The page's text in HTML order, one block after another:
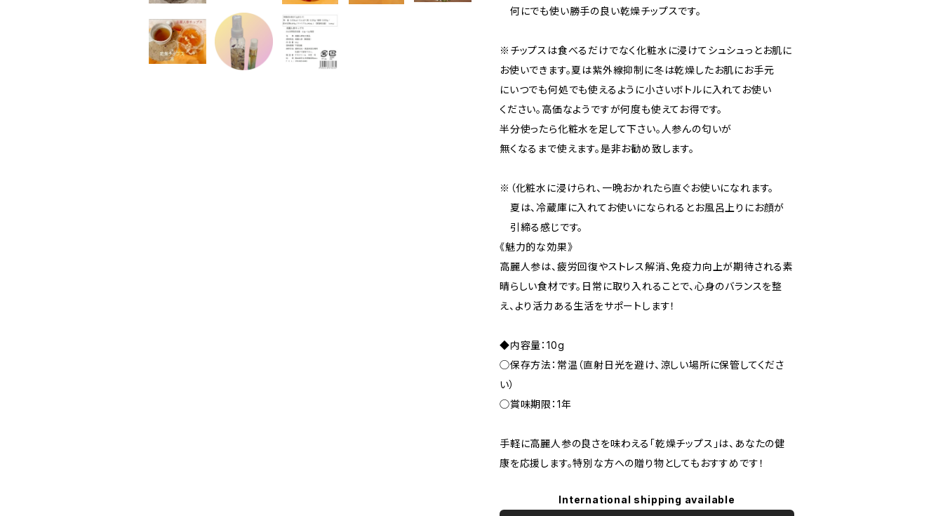
何にでも使い勝手の良い乾燥チップスです。
※チップスは食べるだけでなく化粧水に浸けてシュシュっとお肌に
お使いできます。夏は紫外線抑制に冬は乾燥したお肌にお手元
にいつでも何処でも使えるように小さいボトルに入れてお使い
ください。高価なようですが何度も使えてお得です。
半分使ったら化粧水を足して下さい。人参んの匂いが
無くなるまで使えます。是非お勧め致します。
※（化粧水に浸けられ、一晩おかれたら直ぐお使いになれます。
夏は、冷蔵庫に入れてお使いになられるとお風呂上りにお顔が
引締る感じです。
《魅力的な効果》
高麗人参は、疲労回復やストレス解消、免疫力向上が期待される素
晴らしい食材です。日常に取り入れることで、心身のバランスを整
え、より活力ある生活をサポートします！
◆内容量：10g
◯保存方法：常温（直射日光を避け、涼しい場所に保管してくださ
い）
◯賞味期限：1年
手軽に高麗人参の良さを味わえる「乾燥チップス」は、あなたの健
康を応援します。特別な方への贈り物としてもおすすめです！
International shipping available